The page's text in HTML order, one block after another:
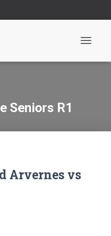
Seniors R1
Arvernes vs